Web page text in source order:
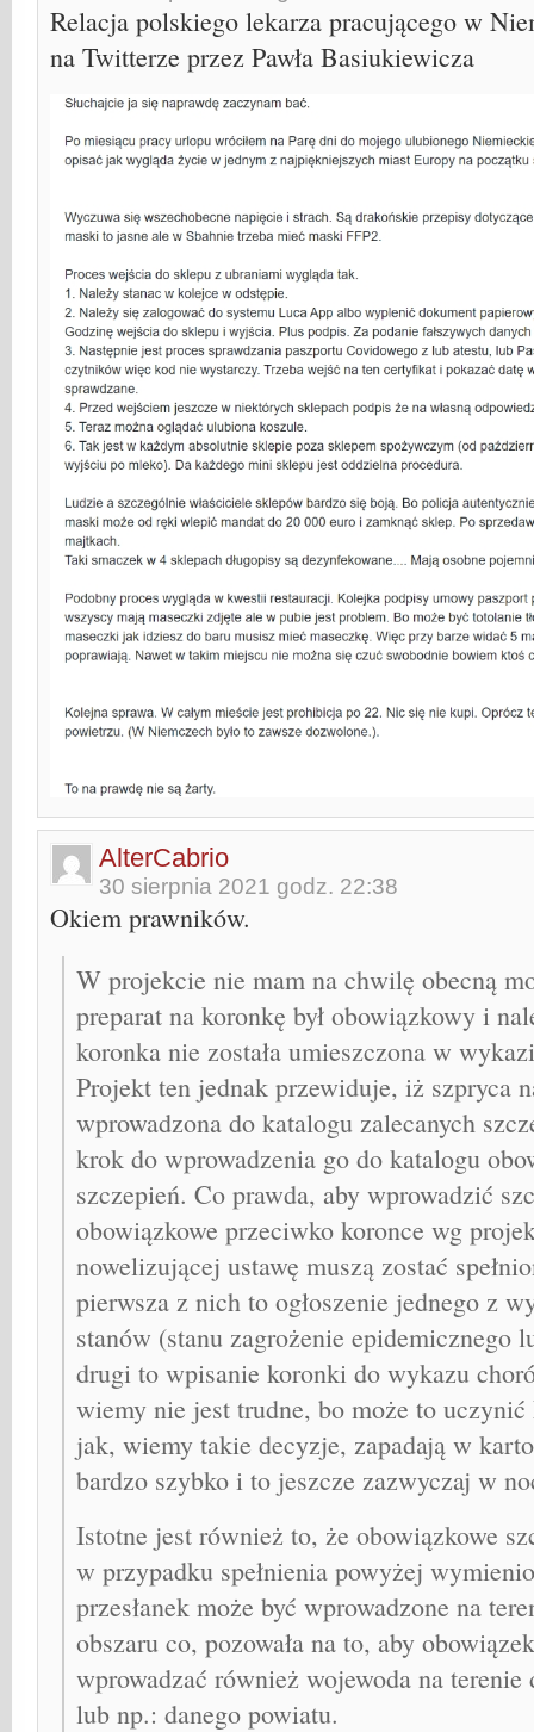
Relacja polskiego lekarza pracującego w
na Twitterze przez Pawła Basiukiewicza
AlterCabrio
30 sierpnia 2021 godz. 22:38
Okiem prawników.
W projekcie nie mam na chwilę obecną
preparat na koronkę był obowiązkowy i
koronka nie została umieszczona w
Projekt ten jednak przewiduje, iż szpryca
wprowadzona do katalogu zalecanych
krok do wprowadzenia go do katalogu
szczepień. Co prawda, aby wprowadzić
obowiązkowe przeciwko koronce wg
nowelizującej ustawę muszą zostać
pierwsza z nich to ogłoszenie jednego z
stanów (stanu zagrożenie epidemicznego
drugi to wpisanie koronki do wykazu
wiemy nie jest trudne, bo może to
jak, wiemy takie decyzje, zapadają w
bardzo szybko i to jeszcze zazwyczaj w
Istotne jest również to, że obowiązkowe
w przypadku spełnienia powyżej
przesłanek może być wprowadzone na
obszaru co, pozowała na to, aby
wprowadzać również wojewoda na terenie
lub np.: danego powiatu.